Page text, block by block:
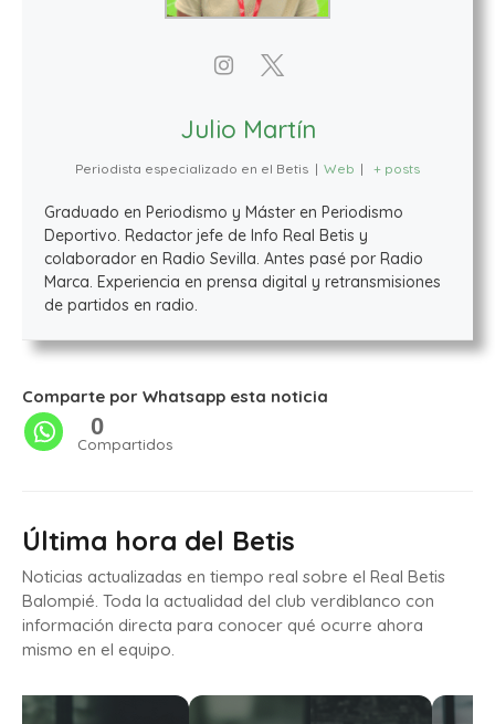
Julio Martín
Periodista especializado en el Betis | Web | + posts
Graduado en Periodismo y Máster en Periodismo
Deportivo. Redactor jefe de Info Real Betis y
colaborador en Radio Sevilla. Antes pasé por Radio
Marca. Experiencia en prensa digital y retransmisiones
de partidos en radio.
Comparte por Whatsapp esta noticia
0
Compartidos
Última hora del Betis
Noticias actualizadas en tiempo real sobre el Real Betis
Balompié. Toda la actualidad del club verdiblanco con
información directa para conocer qué ocurre ahora
mismo en el equipo.